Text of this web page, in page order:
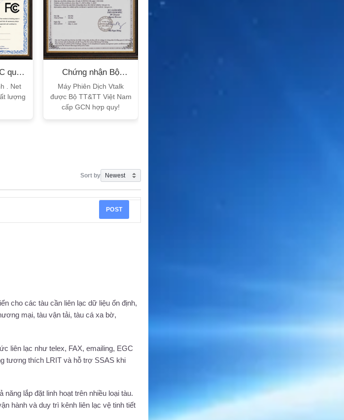
quốc
. Net
lượng
Chứng nhận Bộ
TT&TT
Máy Phiên Dịch Vtalk
được Bộ TT&TT Việt Nam
cấp GCN hợp quy!
Sort by
POST
cho các tàu cần liên lạc dữ liệu ổn định,
mại, tàu vận tải, tàu cá xa bờ,
liên lạc như telex, FAX, emailing, EGC
tương thích LRIT và hỗ trợ SSAS khi
lắp đặt linh hoạt trên nhiều loại tàu.
hành và duy trì kênh liên lạc vệ tinh tiết